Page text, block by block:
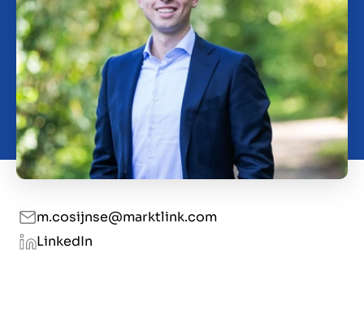
m.cosijnse@marktlink.com
LinkedIn